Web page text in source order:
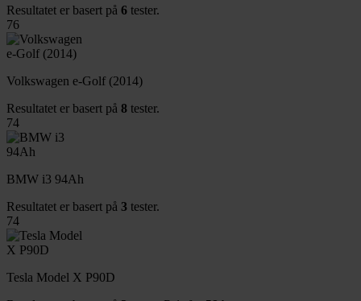
Resultatet er basert på 6 tester.
76
Volkswagen e-Golf (2014)
Resultatet er basert på 8 tester.
74
BMW i3 94Ah
Resultatet er basert på 3 tester.
74
Tesla Model X P90D